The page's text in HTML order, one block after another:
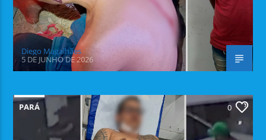
Diego Magalhães
5 DE JUNHO DE 2026
PARÁ 0